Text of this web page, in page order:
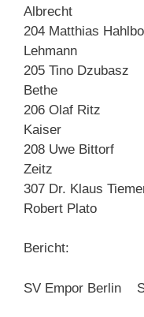
Albrecht
204 Matthias
Lehmann
205 Tino
Bethe
206 Olaf
Kaiser
208 Uwe
Zeitz
307 Dr. Klaus
Robert Plato
Bericht:
SV Empor Berlin